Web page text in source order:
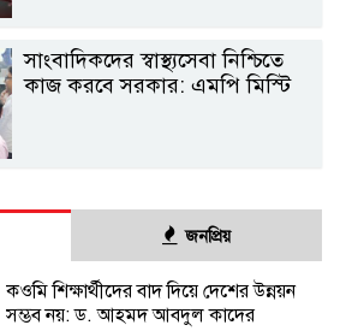
সাংবাদিকদের স্বাস্থ্যসেবা নিশ্চিতে
কাজ করবে সরকার: এমপি মিস্টি
জনপ্রিয়
কওমি শিক্ষার্থীদের বাদ দিয়ে দেশের উন্নয়ন
সম্ভব নয়: ড. আহমদ আবদুল কাদের